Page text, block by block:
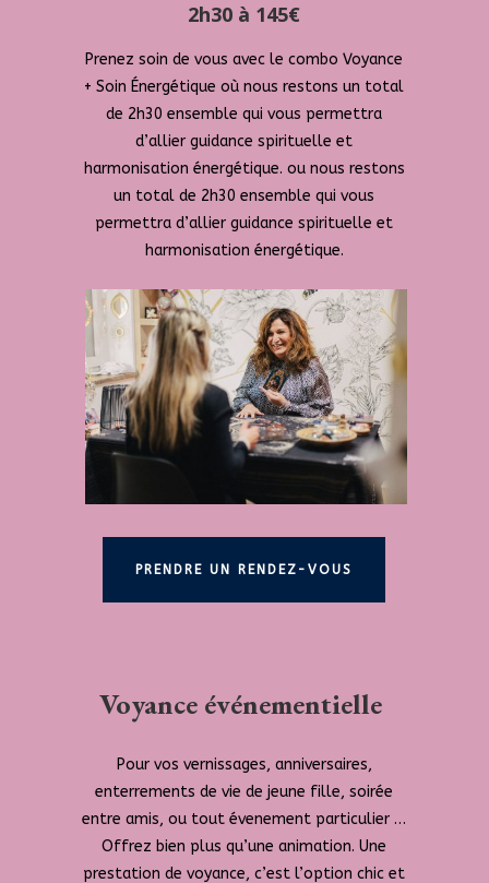
2h30 à 145€
Prenez soin de vous avec le combo Voyance
+ Soin Énergétique où nous restons un total
de 2h30 ensemble qui vous permettra
d’allier guidance spirituelle et
harmonisation énergétique. ou nous restons
un total de 2h30 ensemble qui vous
permettra d’allier guidance spirituelle et
harmonisation énergétique.
PRENDRE UN RENDEZ-VOUS
Voyance événementielle
Pour vos vernissages, anniversaires,
enterrements de vie de jeune fille, soirée
entre amis, ou tout évenement particulier …
Offrez bien plus qu’une animation. Une
prestation de voyance, c’est l’option chic et